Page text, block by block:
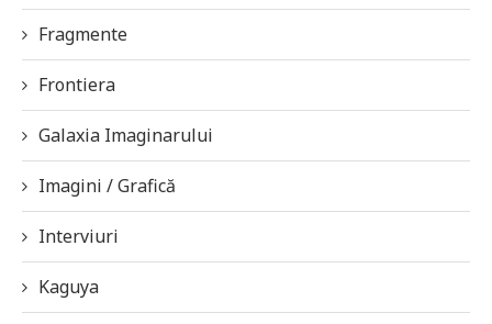
Fragmente
Frontiera
Galaxia Imaginarului
Imagini / Grafică
Interviuri
Kaguya